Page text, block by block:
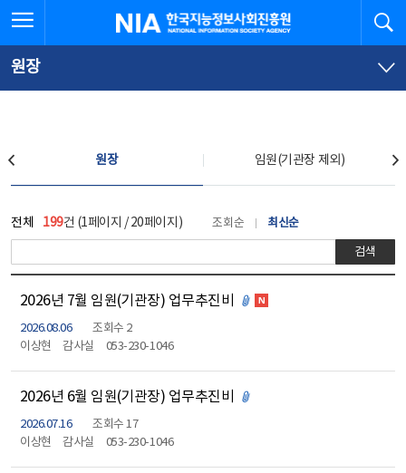
문
로
가
체
뉴
바
가
한국지능정보사회진흥원
원장
원장 임원(기관장 제외)
전체 199건 (1페이지 / 20페이지) 조회순 최신순
검색
2026년 7월 임원(기관장) 업무추진비 첨부파일 있음
2026.08.06
조회수 2
이상현
감사실 053-230-1046
2026년 6월 임원(기관장) 업무추진비 첨부파일 있음
2026.07.16
조회수 17
이상현
감사실 053-230-1046